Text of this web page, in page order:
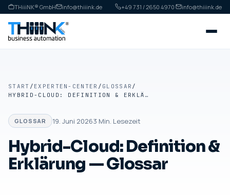
THiiiNK® GmbH info@thiiink.de +49 731 / 2650 4970· info@thiiink.de
START / EXPERTEN-CENTER / GLOSSAR /
HYBRID-CLOUD: DEFINITION & ERKLÄRUNG — GLOSSAR
GLOSSAR 19. Juni 20263 Min. Lesezeit
Hybrid-Cloud: Definition &
Erklärung — Glossar